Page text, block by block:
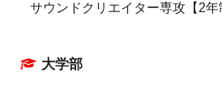
サウンドクリエイター専攻【2年
大学部